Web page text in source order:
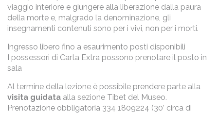
viaggio interiore e giungere alla liberazione dalla paura
della morte e, malgrado la denominazione, gli
insegnamenti contenuti sono per i vivi, non per i morti.
Ingresso libero fino a esaurimento posti disponibili
I possessori di Carta Extra possono prenotare il posto in
sala
Al termine della lezione è possibile prendere parte alla
visita guidata alla sezione Tibet del Museo.
Prenotazione obbligatoria 334 1809224 (30’ circa di